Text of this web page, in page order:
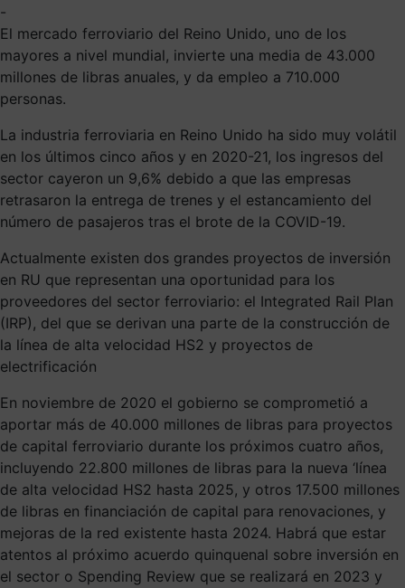
-
El mercado ferroviario del Reino Unido, uno de los
mayores a nivel mundial, invierte una media de 43.000
millones de libras anuales, y da empleo a 710.000
personas.
La industria ferroviaria en Reino Unido ha sido muy volátil
en los últimos cinco años y en 2020-21, los ingresos del
sector cayeron un 9,6% debido a que las empresas
retrasaron la entrega de trenes y el estancamiento del
número de pasajeros tras el brote de la COVID-19.
Actualmente existen dos grandes proyectos de inversión
en RU que representan una oportunidad para los
proveedores del sector ferroviario: el Integrated Rail Plan
(IRP), del que se derivan una parte de la construcción de
la línea de alta velocidad HS2 y proyectos de
electrificación
En noviembre de 2020 el gobierno se comprometió a
aportar más de 40.000 millones de libras para proyectos
de capital ferroviario durante los próximos cuatro años,
incluyendo 22.800 millones de libras para la nueva ‘línea
de alta velocidad HS2 hasta 2025, y otros 17.500 millones
de libras en financiación de capital para renovaciones, y
mejoras de la red existente hasta 2024. Habrá que estar
atentos al próximo acuerdo quinquenal sobre inversión en
el sector o Spending Review que se realizará en 2023 y